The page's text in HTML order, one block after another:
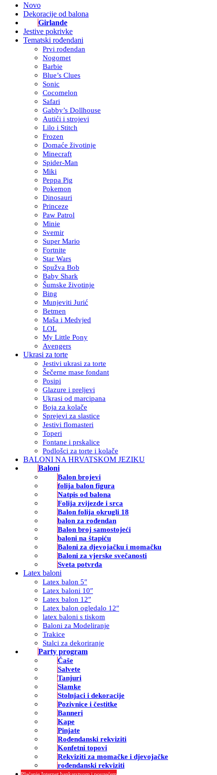
Novo
Dekoracije od balona
Girlande
Jestive pokrivke
Tematski rođendani
Prvi rođendan
Nogomet
Barbie
Blue’s Clues
Sonic
Cocomelon
Safari
Gabby’s Dollhouse
Autići i strojevi
Lilo i Stitch
Frozen
Domaće životinje
Minecraft
Spider-Man
Miki
Peppa Pig
Pokemon
Dinosauri
Princeze
Paw Patrol
Minie
Svemir
Super Mario
Fortnite
Star Wars
Spužva Bob
Baby Shark
Šumske životinje
Bing
Munjeviti Jurić
Betmen
Maša i Medvjed
LOL
My Little Pony
Avengers
Ukrasi za torte
Jestivi ukrasi za torte
Šečerne mase fondant
Posipi
Glazure i preljevi
Ukrasi od marcipana
Boja za kolače
Sprejevi za slastice
Jestivi flomasteri
Toperi
Fontane i prskalice
Podlošci za torte i kolače
BALONI NA HRVATSKOM JEZIKU
Baloni
Balon brojevi
folija balon figura
Natpis od balona
Folija zvijezde i srca
Balon folija okrugli 18
balon za rođendan
Balon broj samostojeći
baloni na štapiću
Baloni za djevojačku i momačku
Baloni za vjerske svečanosti
Sveta potvrda
Latex baloni
Latex balon 5″
Latex baloni 10″
Latex balon 12″
Latex balon ogledalo 12″
latex baloni s tiskom
Baloni za Modeliranje
Trakice
Stalci za dekoriranje
Party program
Čaše
Salvete
Tanjuri
Slamke
Stolnjaci i dekoracije
Pozivnice i čestitke
Banneri
Kape
Pinjate
Rođendanski rekviziti
Konfetni topovi
Rekviziti za momačke i djevojačke
rođendanski rekviziti